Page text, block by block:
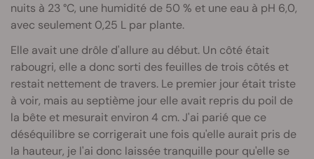
nuits à 23 °C, une humidité de 50 % et une eau à pH 6,0,
avec seulement 0,25 L par plante.
Elle avait une drôle d'allure au début. Un côté était
rabougri, elle a donc sorti des feuilles de trois côtés et
restait nettement de travers. Le premier jour était triste
à voir, mais au septième jour elle avait repris du poil de
la bête et mesurait environ 4 cm. J'ai parié que ce
déséquilibre se corrigerait une fois qu'elle aurait pris de
la hauteur, je l'ai donc laissée tranquille pour qu'elle se